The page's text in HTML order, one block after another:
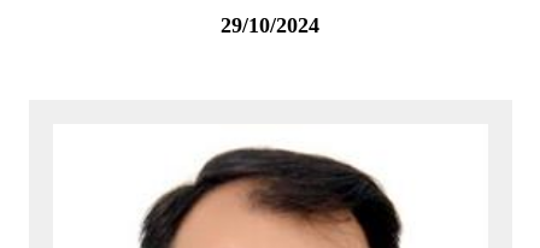
29/10/2024